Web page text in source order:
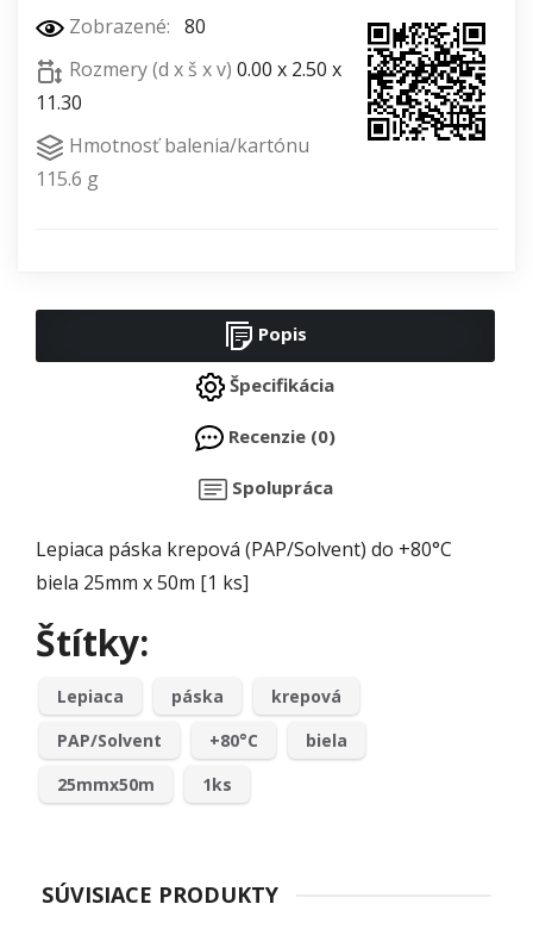
Zobrazené: 80
Rozmery (d x š x v) 0.00 x 2.50 x
11.30
Hmotnosť balenia/kartónu
115.6 g
Popis
Špecifikácia
Recenzie (0)
Spolupráca
Lepiaca páska krepová (PAP/Solvent) do +80°C
biela 25mm x 50m [1 ks]
Štítky:
Lepiaca páska
krepová
PAP/Solvent
+80°C
biela
25mmx50m
1ks
SÚVISIACE PRODUKTY